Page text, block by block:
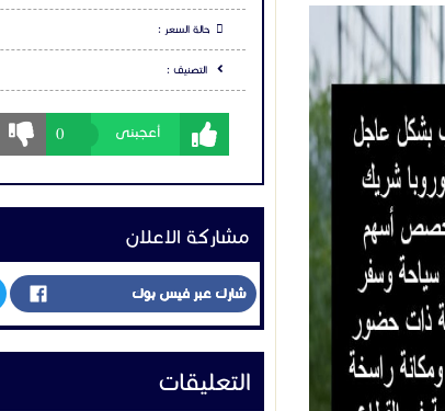
حالة السعر :
التصنيف :
أعجبنى 0
مشاركة الاعلان
شارك عبر فيس بوك
التعليقات